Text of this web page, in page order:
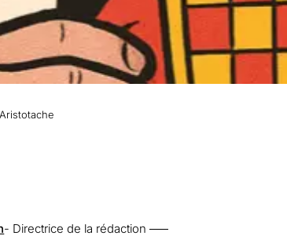
Aristotache
- Directrice de la rédaction